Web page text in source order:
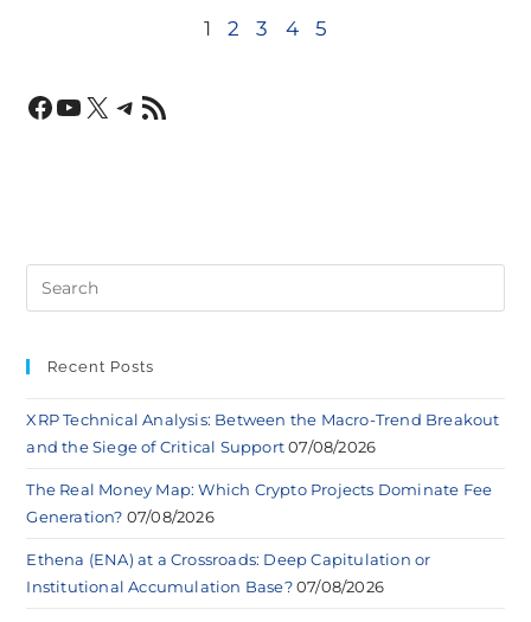
1 2 3 4 5
Recent Posts
XRP Technical Analysis: Between the Macro-Trend Breakout
and the Siege of Critical Support 07/08/2026
The Real Money Map: Which Crypto Projects Dominate Fee
Generation? 07/08/2026
Ethena (ENA) at a Crossroads: Deep Capitulation or
Institutional Accumulation Base? 07/08/2026